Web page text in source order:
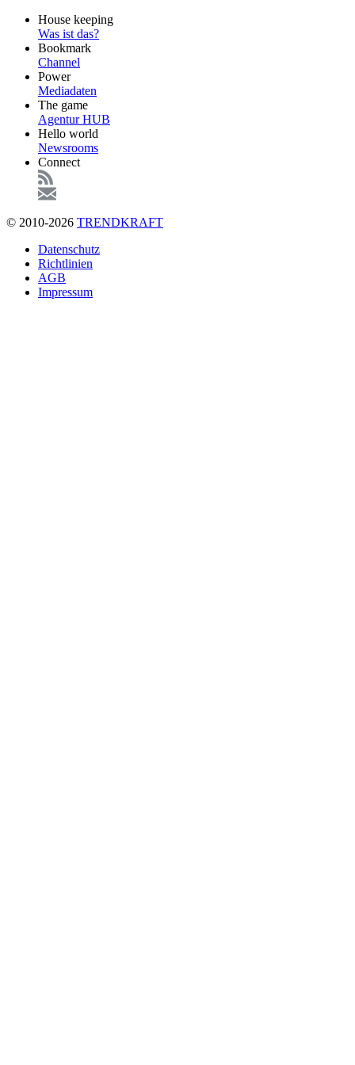
FooterHouse keeping
Was ist das?
Bookmark
Channel
Power
Mediadaten
The game
Agentur HUB
Hello world
Newsrooms
Connect
© 2010-2026 TRENDKRAFT
FußzeileDatenschutz
Richtlinien
AGB
Impressum